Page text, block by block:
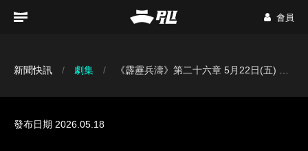
會員
新聞快訊 劇集 《霹靂兵濤》第二十六章 5月22日(五) 發行上市
發布日期 2026.05.18